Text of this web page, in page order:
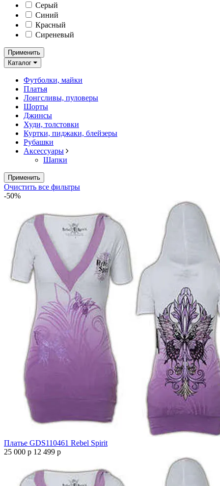
Серый
Синий
Красный
Сиреневый
Применить
Каталог
Футболки, майки
Платья
Лонгсливы, пуловеры
Шорты
Джинсы
Худи, толстовки
Куртки, пиджаки, блейзеры
Рубашки
Аксессуары
Шапки
Применить
Очистить все фильтры
-50%
Платье GDS110461 Rebel Spirit
25 000 р 12 499 р